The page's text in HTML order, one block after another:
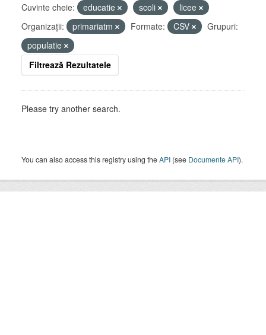
Cuvinte cheie: educatie scoli
licee
Organizații:
primariatm Formate: CSV
Grupuri:
populatie
Filtrează Rezultatele
Please try another search.
You can also access this registry using theAPI (see Documente API).